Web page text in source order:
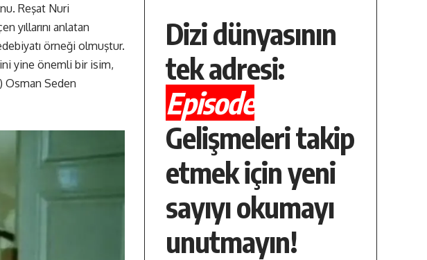
Reşat Nuri
yıllarını anlatan
örneği olmuştur.
yine önemli bir isim,
Osman Seden
Dizi dünyasının
tek adresi:
Episode
Gelişmeleri takip
etmek için yeni
sayıyı okumayı
unutmayın!